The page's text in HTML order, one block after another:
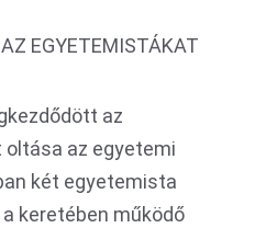
EGYETEMISTÁKAT
az
az egyetemi
két egyetemista
keretében működő